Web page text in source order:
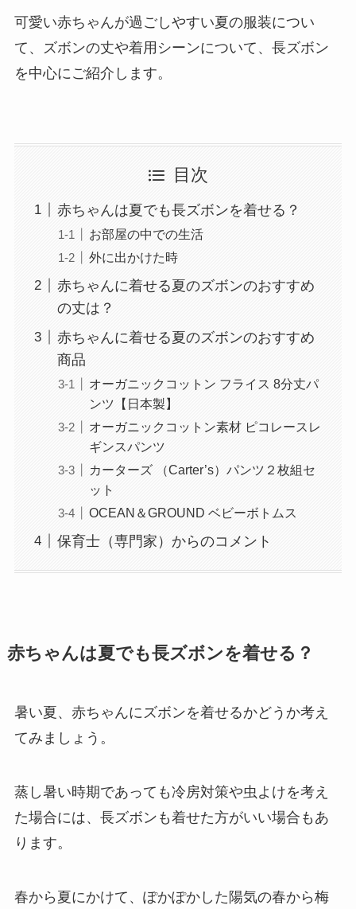
可愛い赤ちゃんが過ごしやすい夏の服装につい
て、ズボンの丈や着用シーンについて、長ズボン
を中心にご紹介します。
目次
赤ちゃんは夏でも長ズボンを着せる？
お部屋の中での生活
外に出かけた時
赤ちゃんに着せる夏のズボンのおすすめ
の丈は？
赤ちゃんに着せる夏のズボンのおすすめ
商品
オーガニックコットン フライス 8分丈パ
ンツ【日本製】
オーガニックコットン素材 ピコレースレ
ギンスパンツ
カーターズ （Carter’s）パンツ２枚組セ
ット
OCEAN＆GROUND ベビーボトムス
保育士（専門家）からのコメント
赤ちゃんは夏でも長ズボンを着せる？
暑い夏、赤ちゃんにズボンを着せるかどうか考え
てみましょう。
蒸し暑い時期であっても冷房対策や虫よけを考え
た場合には、長ズボンも着せた方がいい場合もあ
ります。
春から夏にかけて、ぽかぽかした陽気の春から梅